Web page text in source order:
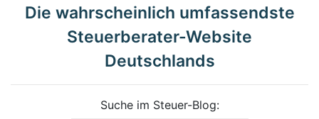
Die wahrscheinlich umfassendste
Steuerberater-Website
Deutschlands
Suche im Steuer-Blog: